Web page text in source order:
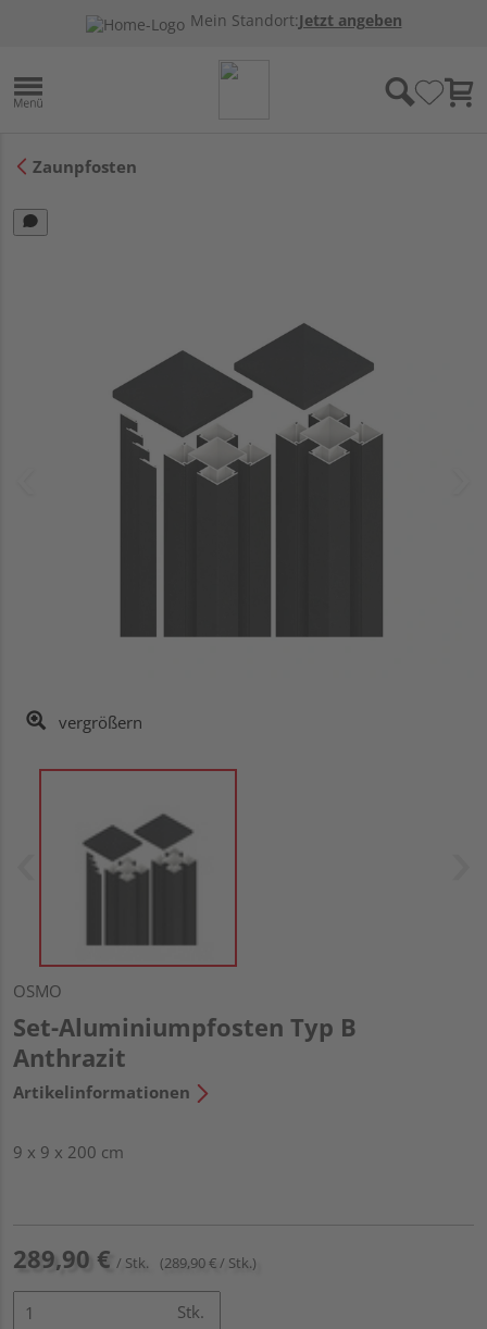
Mein Standort:Jetzt angeben
Zaunpfosten
vergrößern
OSMO
Set-Aluminiumpfosten Typ B
Anthrazit
Artikelinformationen
9 x 9 x 200 cm
289,90 € / Stk. (289,90 € / Stk.)
Stk.